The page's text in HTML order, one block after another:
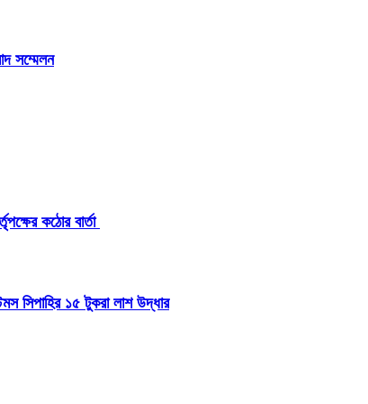
সম্মেলন
কঠোর বার্তা
সিপাহির ১৫ টুকরা লাশ উদ্ধার